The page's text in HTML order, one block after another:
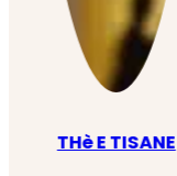
THè E TISANE